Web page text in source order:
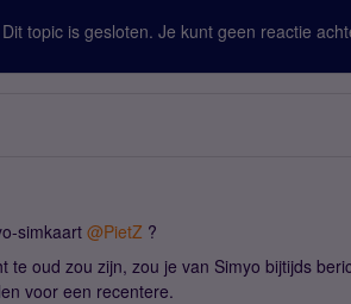
Dit topic is gesloten. Je kunt geen reactie
simkaart @PietZ ?
te oud zou zijn, zou je van Simyo bijtijds
voor een recentere.